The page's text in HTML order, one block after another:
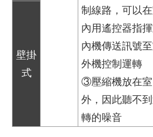
制線路，可以
內用遙控器指
內機傳送訊號
外機控制運轉
③壓縮機放在室
外，因此聽不
轉的噪音
壁掛
式